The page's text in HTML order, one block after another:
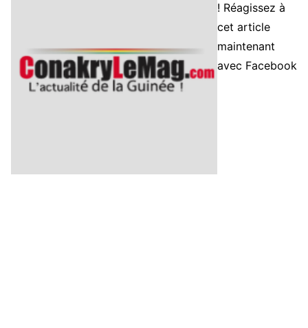
! Réagissez à
cet article
maintenant
avec Facebook